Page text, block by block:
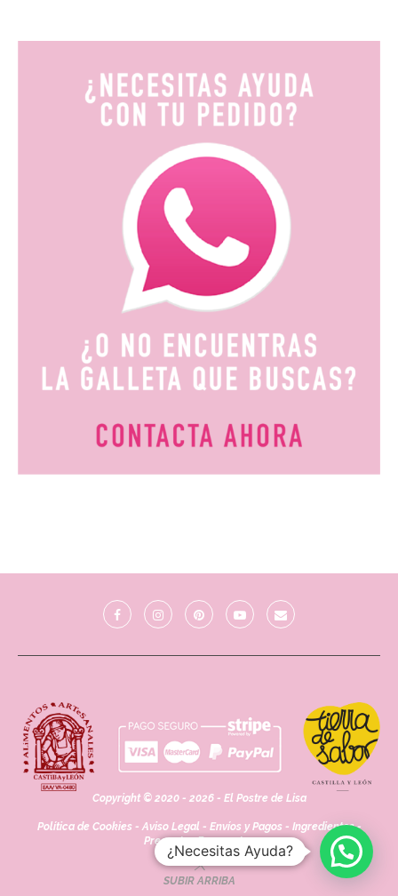
Copyright © 2020 - 2026 - El Postre de Lisa
Política de Cookies -Aviso Legal - Envíos y Pagos - Ingredientes-
Preguntas Frecuentes
SUBIR ARRIBA
¿Necesitas Ayuda?